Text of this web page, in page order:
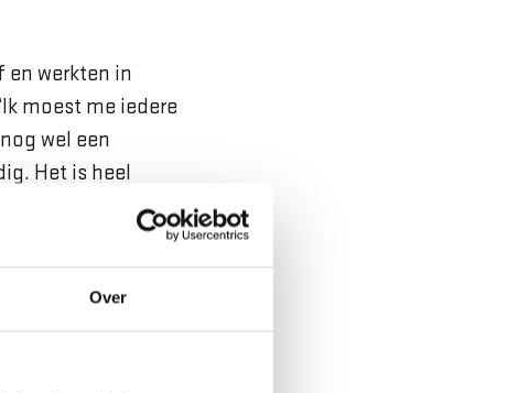
Over
en werkten in
moest me iedere
wel een
Het is heel
comfortabel.”
vond ik
‘Wat heb je een
geblokte